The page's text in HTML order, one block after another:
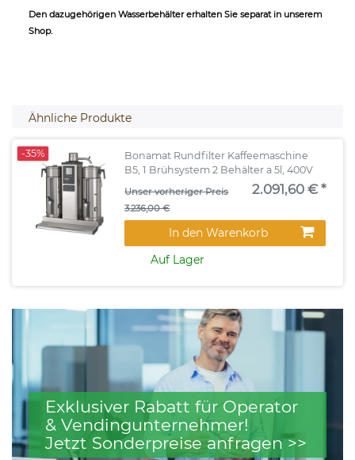
Den dazugehörigen Wasserbehälter erhalten Sie separat in unserem
Shop.
Ähnliche Produkte
-35%
Bonamat Rundfilter Kaffeemaschine
B5, 1 Brühsystem 2 Behälter a 5l, 400V
Unser vorheriger Preis
3.236,00 €
2.091,60 € *
In den Warenkorb
Auf Lager
Exklusiver Rabatt für Operator
& Vendingunternehmer!
Jetzt Sonderpreise anfragen >>